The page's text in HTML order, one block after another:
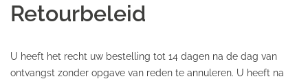
Retourbeleid
U heeft het recht uw bestelling tot 14 dagen na de dag van
ontvangst zonder opgave van reden te annuleren. U heeft na